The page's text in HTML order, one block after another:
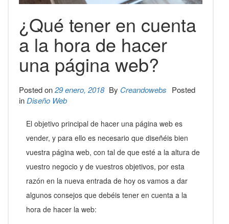
¿Qué tener en cuenta
a la hora de hacer
una página web?
Posted on29 enero, 2018 By Creandowebs Posted
in Diseño Web
El objetivo principal de hacer una página web es
vender, y para ello es necesario que diseñéis bien
vuestra página web, con tal de que esté a la altura de
vuestro negocio y de vuestros objetivos, por esta
razón en la nueva entrada de hoy os vamos a dar
algunos consejos que debéis tener en cuenta a la
hora de hacer la web: